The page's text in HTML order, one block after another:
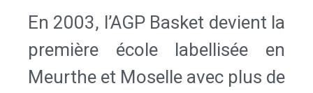
En 2003, l’AGP Basket devient la
première école labellisée en
Meurthe et Moselle avec plus de